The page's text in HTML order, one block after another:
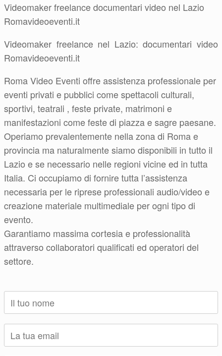
Videomaker freelance documentari video nel Lazio
Romavideoeventi.it
Videomaker freelance nel Lazio: documentari video
Romavideoeventi.it
Roma Video Eventi offre assistenza professionale per
eventi privati e pubblici come spettacoli culturali,
sportivi, teatrali , feste private, matrimoni e
manifestazioni come feste di piazza e sagre paesane.
Operiamo prevalentemente nella zona di Roma e
provincia ma naturalmente siamo disponibili in tutto il
Lazio e se necessario nelle regioni vicine ed in tutta
Italia. Ci occupiamo di fornire tutta l’assistenza
necessaria per le riprese professionali audio/video e
creazione materiale multimediale per ogni tipo di
evento.
Garantiamo massima cortesia e professionalità
attraverso collaboratori qualificati ed operatori del
settore.